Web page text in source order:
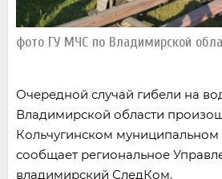
фото ГУ МЧС по Владимирской
Очередной случай гибели на
Владимирской области
Кольчугинском муниципальном
сообщает региональное
владимирский СледКом.